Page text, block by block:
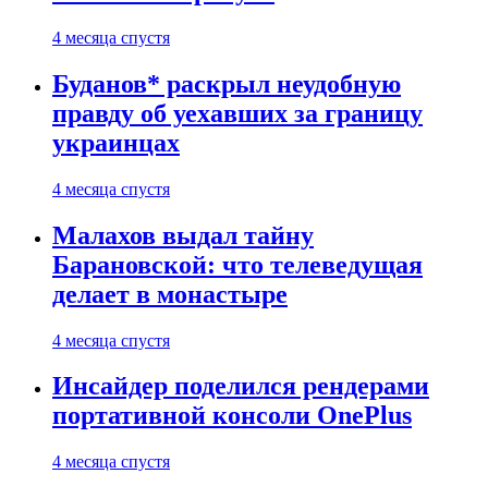
4 месяца спустя
Буданов* раскрыл неудобную
правду об уехавших за границу
украинцах
4 месяца спустя
Малахов выдал тайну
Барановской: что телеведущая
делает в монастыре
4 месяца спустя
Инсайдер поделился рендерами
портативной консоли OnePlus
4 месяца спустя